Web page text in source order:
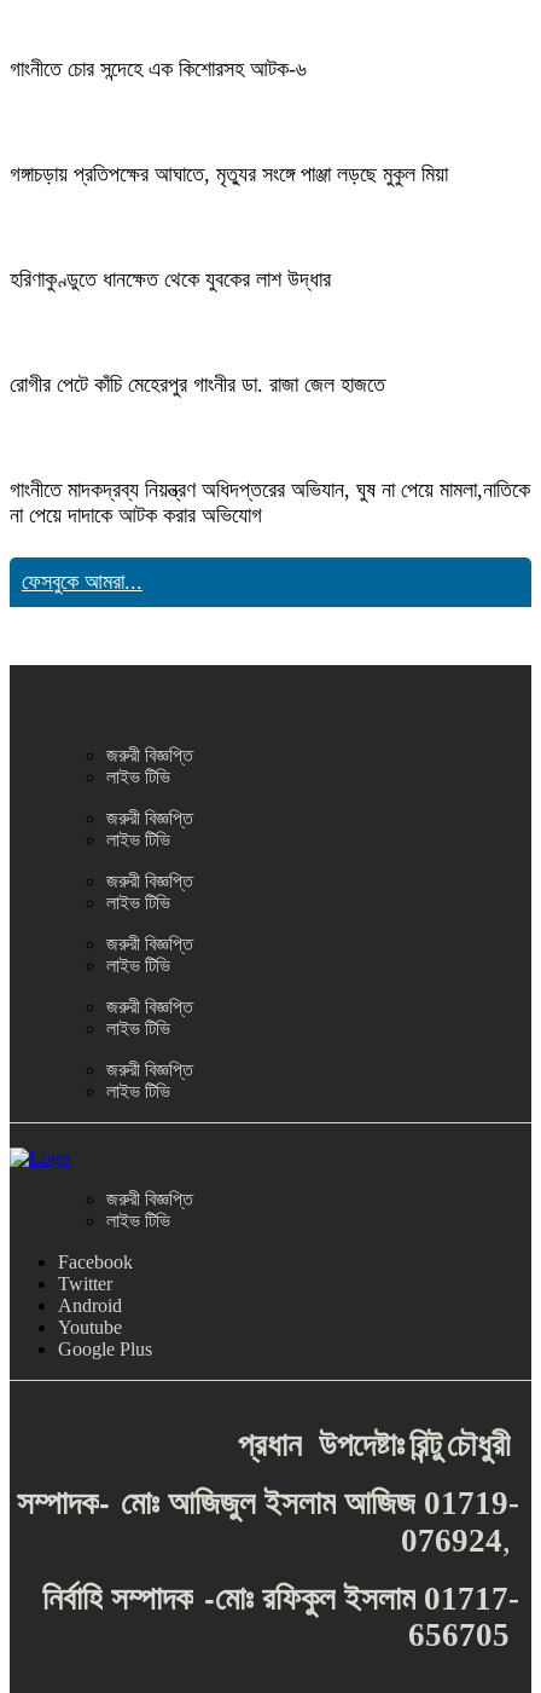
গাংনীতে চোর সন্দেহে এক কিশোরসহ আটক-৬
গঙ্গাচড়ায় প্রতিপক্ষের আঘাতে, মৃত্যুর সংঙ্গে পাঞ্জা লড়ছে মুকুল মিয়া
হরিণাকুণ্ডুতে ধানক্ষেত থেকে যুবকের লাশ উদ্ধার
রোগীর পেটে কাঁচি মেহেরপুর গাংনীর ডা. রাজা জেল হাজতে
গাংনীতে মাদকদ্রব্য নিয়ন্ত্রণ অধিদপ্তরের অভিযান, ঘুষ না পেয়ে মামলা,নাতিকে
না পেয়ে দাদাকে আটক করার অভিযোগ
ফেসবুকে আমরা...
জরুরী বিজ্ঞপ্তি
লাইভ টিভি
জরুরী বিজ্ঞপ্তি
লাইভ টিভি
জরুরী বিজ্ঞপ্তি
লাইভ টিভি
জরুরী বিজ্ঞপ্তি
লাইভ টিভি
জরুরী বিজ্ঞপ্তি
লাইভ টিভি
জরুরী বিজ্ঞপ্তি
লাইভ টিভি
জরুরী বিজ্ঞপ্তি
লাইভ টিভি
Facebook
Twitter
Android
Youtube
Google Plus
প্রধান উপদেষ্টাঃরিন্টুচৌধুরী
সম্পাদক- মোঃ আজিজুল ইসলাম আজিজ 01719-
076924,
নির্বাহি সম্পাদক -মোঃ রফিকুল ইসলাম 01717-
656705